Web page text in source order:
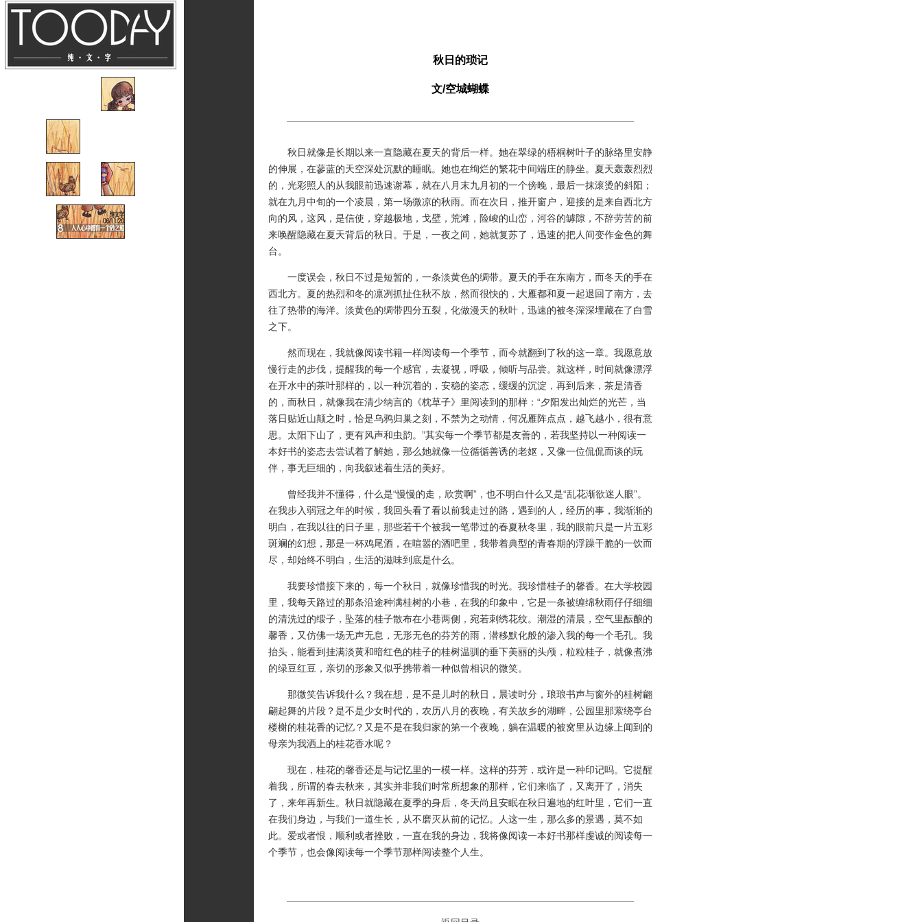
秋日的琐记
文/空城蝴蝶
秋日就像是长期以来一直隐藏在夏天的背后一样。她在翠绿的梧桐树叶子的脉络里安静
的伸展，在蓼蓝的天空深处沉默的睡眠。她也在绚烂的繁花中间端庄的静坐。夏天轰轰烈烈
的，光彩照人的从我眼前迅速谢幕，就在八月末九月初的一个傍晚，最后一抹滚烫的斜阳；
就在九月中旬的一个凌晨，第一场微凉的秋雨。而在次日，推开窗户，迎接的是来自西北方
向的风，这风，是信使，穿越极地，戈壁，荒滩，险峻的山峦，河谷的罅隙，不辞劳苦的前
来唤醒隐藏在夏天背后的秋日。于是，一夜之间，她就复苏了，迅速的把人间变作金色的舞
台。
一度误会，秋日不过是短暂的，一条淡黄色的绸带。夏天的手在东南方，而冬天的手在
西北方。夏的热烈和冬的凛冽抓扯住秋不放，然而很快的，大雁都和夏一起退回了南方，去
往了热带的海洋。淡黄色的绸带四分五裂，化做漫天的秋叶，迅速的被冬深深埋藏在了白雪
之下。
然而现在，我就像阅读书籍一样阅读每一个季节，而今就翻到了秋的这一章。我愿意放
慢行走的步伐，提醒我的每一个感官，去凝视，呼吸，倾听与品尝。就这样，时间就像漂浮
在开水中的茶叶那样的，以一种沉着的，安稳的姿态，缓缓的沉淀，再到后来，茶是清香
的，而秋日，就像我在清少纳言的《枕草子》里阅读到的那样：“夕阳发出灿烂的光芒，当
落日贴近山颠之时，恰是乌鸦归巢之刻，不禁为之动情，何况雁阵点点，越飞越小，很有意
思。太阳下山了，更有风声和虫韵。”其实每一个季节都是友善的，若我坚持以一种阅读一
本好书的姿态去尝试着了解她，那么她就像一位循循善诱的老妪，又像一位侃侃而谈的玩
伴，事无巨细的，向我叙述着生活的美好。
曾经我并不懂得，什么是“慢慢的走，欣赏啊”，也不明白什么又是“乱花渐欲迷人眼”。
在我步入弱冠之年的时候，我回头看了看以前我走过的路，遇到的人，经历的事，我渐渐的
明白，在我以往的日子里，那些若干个被我一笔带过的春夏秋冬里，我的眼前只是一片五彩
斑斓的幻想，那是一杯鸡尾酒，在喧嚣的酒吧里，我带着典型的青春期的浮躁干脆的一饮而
尽，却始终不明白，生活的滋味到底是什么。
我要珍惜接下来的，每一个秋日，就像珍惜我的时光。我珍惜桂子的馨香。在大学校园
里，我每天路过的那条沿途种满桂树的小巷，在我的印象中，它是一条被缠绵秋雨仔仔细细
的清洗过的缎子，坠落的桂子散布在小巷两侧，宛若刺绣花纹。潮湿的清晨，空气里酝酿的
馨香，又仿佛一场无声无息，无形无色的芬芳的雨，潜移默化般的渗入我的每一个毛孔。我
抬头，能看到挂满淡黄和暗红色的桂子的桂树温驯的垂下美丽的头颅，粒粒桂子，就像煮沸
的绿豆红豆，亲切的形象又似乎携带着一种似曾相识的微笑。
那微笑告诉我什么？我在想，是不是儿时的秋日，晨读时分，琅琅书声与窗外的桂树翩
翩起舞的片段？是不是少女时代的，农历八月的夜晚，有关故乡的湖畔，公园里那萦绕亭台
楼榭的桂花香的记忆？又是不是在我归家的第一个夜晚，躺在温暖的被窝里从边缘上闻到的
母亲为我洒上的桂花香水呢？
现在，桂花的馨香还是与记忆里的一模一样。这样的芬芳，或许是一种印记吗。它提醒
着我，所谓的春去秋来，其实并非我们时常所想象的那样，它们来临了，又离开了，消失
了，来年再新生。秋日就隐藏在夏季的身后，冬天尚且安眠在秋日遍地的红叶里，它们一直
在我们身边，与我们一道生长，从不磨灭从前的记忆。人这一生，那么多的景遇，莫不如
此。爱或者恨，顺利或者挫败，一直在我的身边，我将像阅读一本好书那样虔诚的阅读每一
个季节，也会像阅读每一个季节那样阅读整个人生。